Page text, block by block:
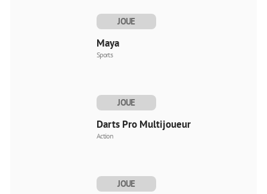
JOUE
Maya
Sports
JOUE
Darts Pro Multijoueur
Action
JOUE